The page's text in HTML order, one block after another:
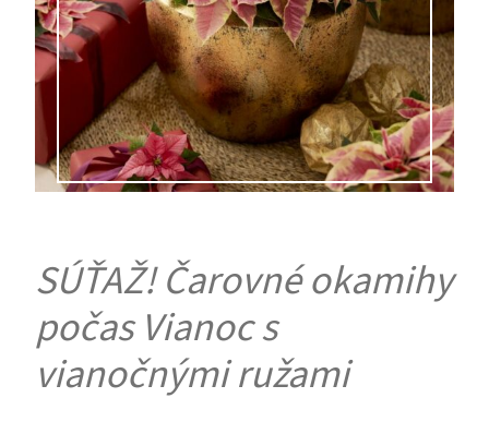
SÚŤAŽ! Čarovné okamihy
počas Vianoc s
vianočnými ružami